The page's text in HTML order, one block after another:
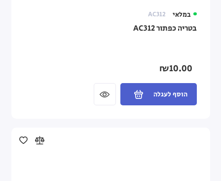
במלאי AC312
בטריה כפתור AC312
₪10.00
הוסף לעגלה